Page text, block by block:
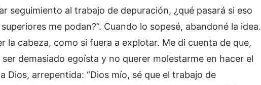
seguimiento al trabajo de depuración, ¿qué pasará si eso
me podan?”. Cuando lo sopesé, abandoné la idea.
la cabeza, como si fuera a explotar. Me di cuenta de que,
demasiado egoísta y no querer molestarme en hacer el
Dios, arrepentida: “Dios mío, sé que el trabajo de